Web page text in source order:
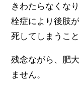
きわたらなくな
栓症により後肢
死してしまうこ
残念ながら、肥
ません。